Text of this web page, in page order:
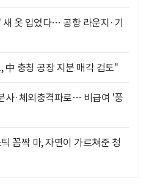
옷 입었다… 공항 라운지·기
中 충칭 공장 지분 매각 검토"
사·체외충격파로… 비급여 '풍
꼼짝 마, 자연이 가르쳐준 청